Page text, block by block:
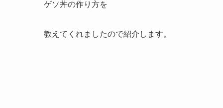
ゲソ丼の作り方を
教えてくれましたので紹介します。